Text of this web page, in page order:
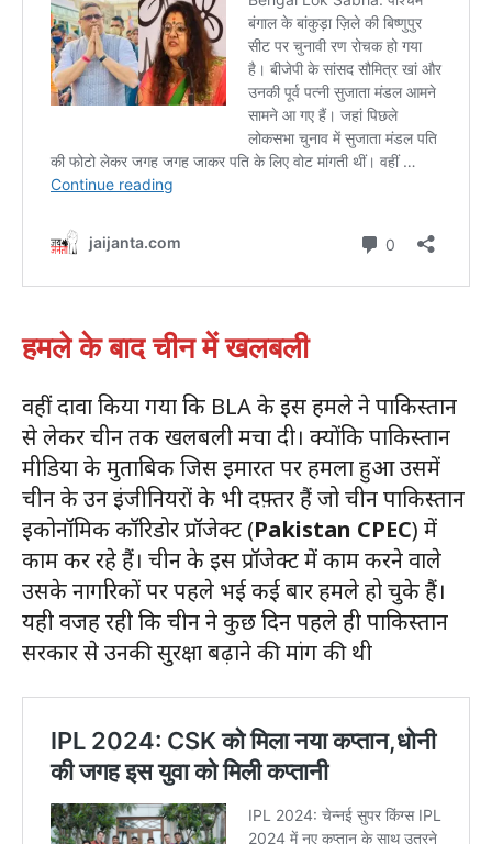
हमले के बाद चीन में खलबली
वहीं दावा किया गया कि BLA के इस हमले ने पाकिस्तान
से लेकर चीन तक खलबली मचा दी। क्योंकि पाकिस्तान
मीडिया के मुताबिक जिस इमारत पर हमला हुआ उसमें
चीन के उन इंजीनियरों के भी दफ़्तर हैं जो चीन पाकिस्तान
इकोनॉमिक कॉरिडोर प्रॉजेक्ट (Pakistan CPEC) में
काम कर रहे हैं। चीन के इस प्रॉजेक्ट में काम करने वाले
उसके नागरिकों पर पहले भई कई बार हमले हो चुके हैं।
यही वजह रही कि चीन ने कुछ दिन पहले ही पाकिस्तान
सरकार से उनकी सुरक्षा बढ़ाने की मांग की थी